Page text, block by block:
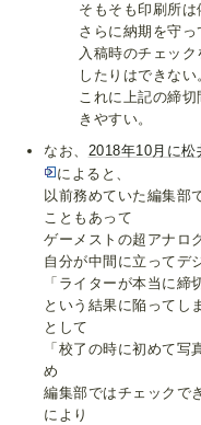
そもそも印刷所は
さらに納期を守っ
入稿時のチェッ
したりはできない
これに上記の締
きやすい。
なお、 2018年10月に
によると、
以前務めていた編集部
こともあって
ゲーメストの超アナロ
自分が中間に立ってデ
「ライターが本当に締
という結果に陥ってし
として
「校了の時に初めて
め
編集部ではチェックで
により